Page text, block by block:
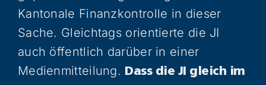
Kantonale Finanzkontrolle in dieser
Sache. Gleichtags orientierte die JI
auch öffentlich darüber in einer
Medienmitteilung. Dass die JI gleich im